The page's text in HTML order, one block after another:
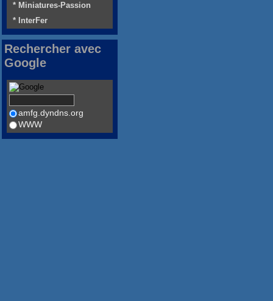
* Miniatures-Passion
* InterFer
Rechercher avec
Google
amfg.dyndns.org
WWW